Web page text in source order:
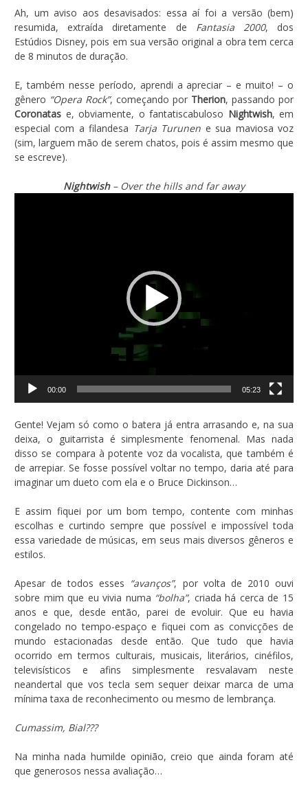
Ah, um aviso aos desavisados: essa aí foi a versão (bem)
resumida, extraída diretamente de Fantasia 2000, dos
Estúdios Disney, pois em sua versão original a obra tem cerca
de 8 minutos de duração.
E, também nesse período, aprendi a apreciar – e muito! – o
gênero “Opera Rock”, começando por Therion, passando por
Coronatas e, obviamente, o fantatiscabuloso Nightwish, em
especial com a filandesa Tarja Turunen e sua maviosa voz
(sim, larguem mão de serem chatos, pois é assim mesmo que
se escreve).
Nightwish– Over the hills and far away
00:00 05:23
Gente! Vejam só como o batera já entra arrasando e, na sua
deixa, o guitarrista é simplesmente fenomenal. Mas nada
disso se compara à potente voz da vocalista, que também é
de arrepiar. Se fosse possível voltar no tempo, daria até para
imaginar um dueto com ela e o Bruce Dickinson…
E assim fiquei por um bom tempo, contente com minhas
escolhas e curtindo sempre que possível e impossível toda
essa variedade de músicas, em seus mais diversos gêneros e
estilos.
Apesar de todos esses “avanços”, por volta de 2010 ouvi
sobre mim que eu vivia numa “bolha”, criada há cerca de 15
anos e que, desde então, parei de evoluir. Que eu havia
congelado no tempo-espaço e fiquei com as convicções de
mundo estacionadas desde então. Que tudo que havia
ocorrido em termos culturais, musicais, literários, cinéfilos,
televisísticos e afins simplesmente resvalavam neste
neandertal que vos tecla sem sequer deixar marca de uma
mínima taxa de reconhecimento ou mesmo de lembrança.
Cumassim, Bial???
Na minha nada humilde opinião, creio que ainda foram até
que generosos nessa avaliação…